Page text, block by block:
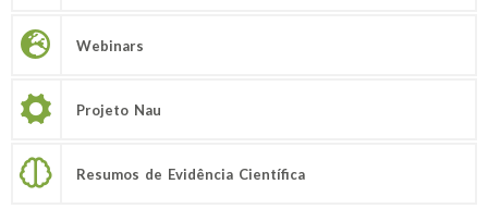
Webinars
Projeto Nau
Resumos de Evidência Científica